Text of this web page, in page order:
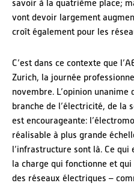
savoir à la quatrième place;
vont devoir largement
croît également pour les
C’est dans ce contexte que
Zurich, la journée
novembre. L’opinion
branche de l’électricité, de la
est encourageante:
réalisable à plus grande
l’infrastructure sont là. Ce qui
la charge qui fonctionne et
des réseaux électriques –